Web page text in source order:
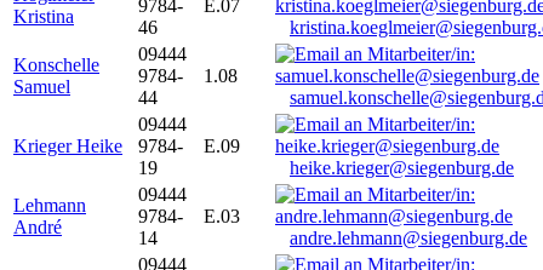
Kristina
9784-
46
E.07
Konschelle
Samuel
09444
9784-
44
1.08
Krieger Heike
09444
9784-
19
E.09
heike.krieger@siegenburg.de
Lehmann
André
09444
9784-
14
E.03
andre.lehmann@siegenburg.de
09444